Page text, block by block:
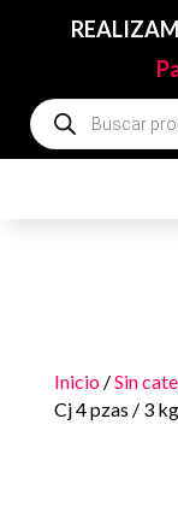
Búsqueda
de
productos
Inicio/Sin
Cj 4 pzas / 3 kg